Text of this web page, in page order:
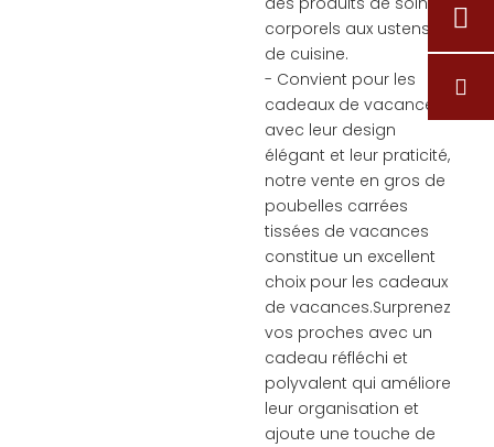
corporels aux ustensiles
de cuisine.
- Convient pour les
cadeaux de vacances :
avec leur design
élégant et leur praticité,
notre vente en gros de
poubelles carrées
tissées de vacances
constitue un excellent
choix pour les cadeaux
de vacances.Surprenez
vos proches avec un
cadeau réfléchi et
polyvalent qui améliore
leur organisation et
ajoute une touche de